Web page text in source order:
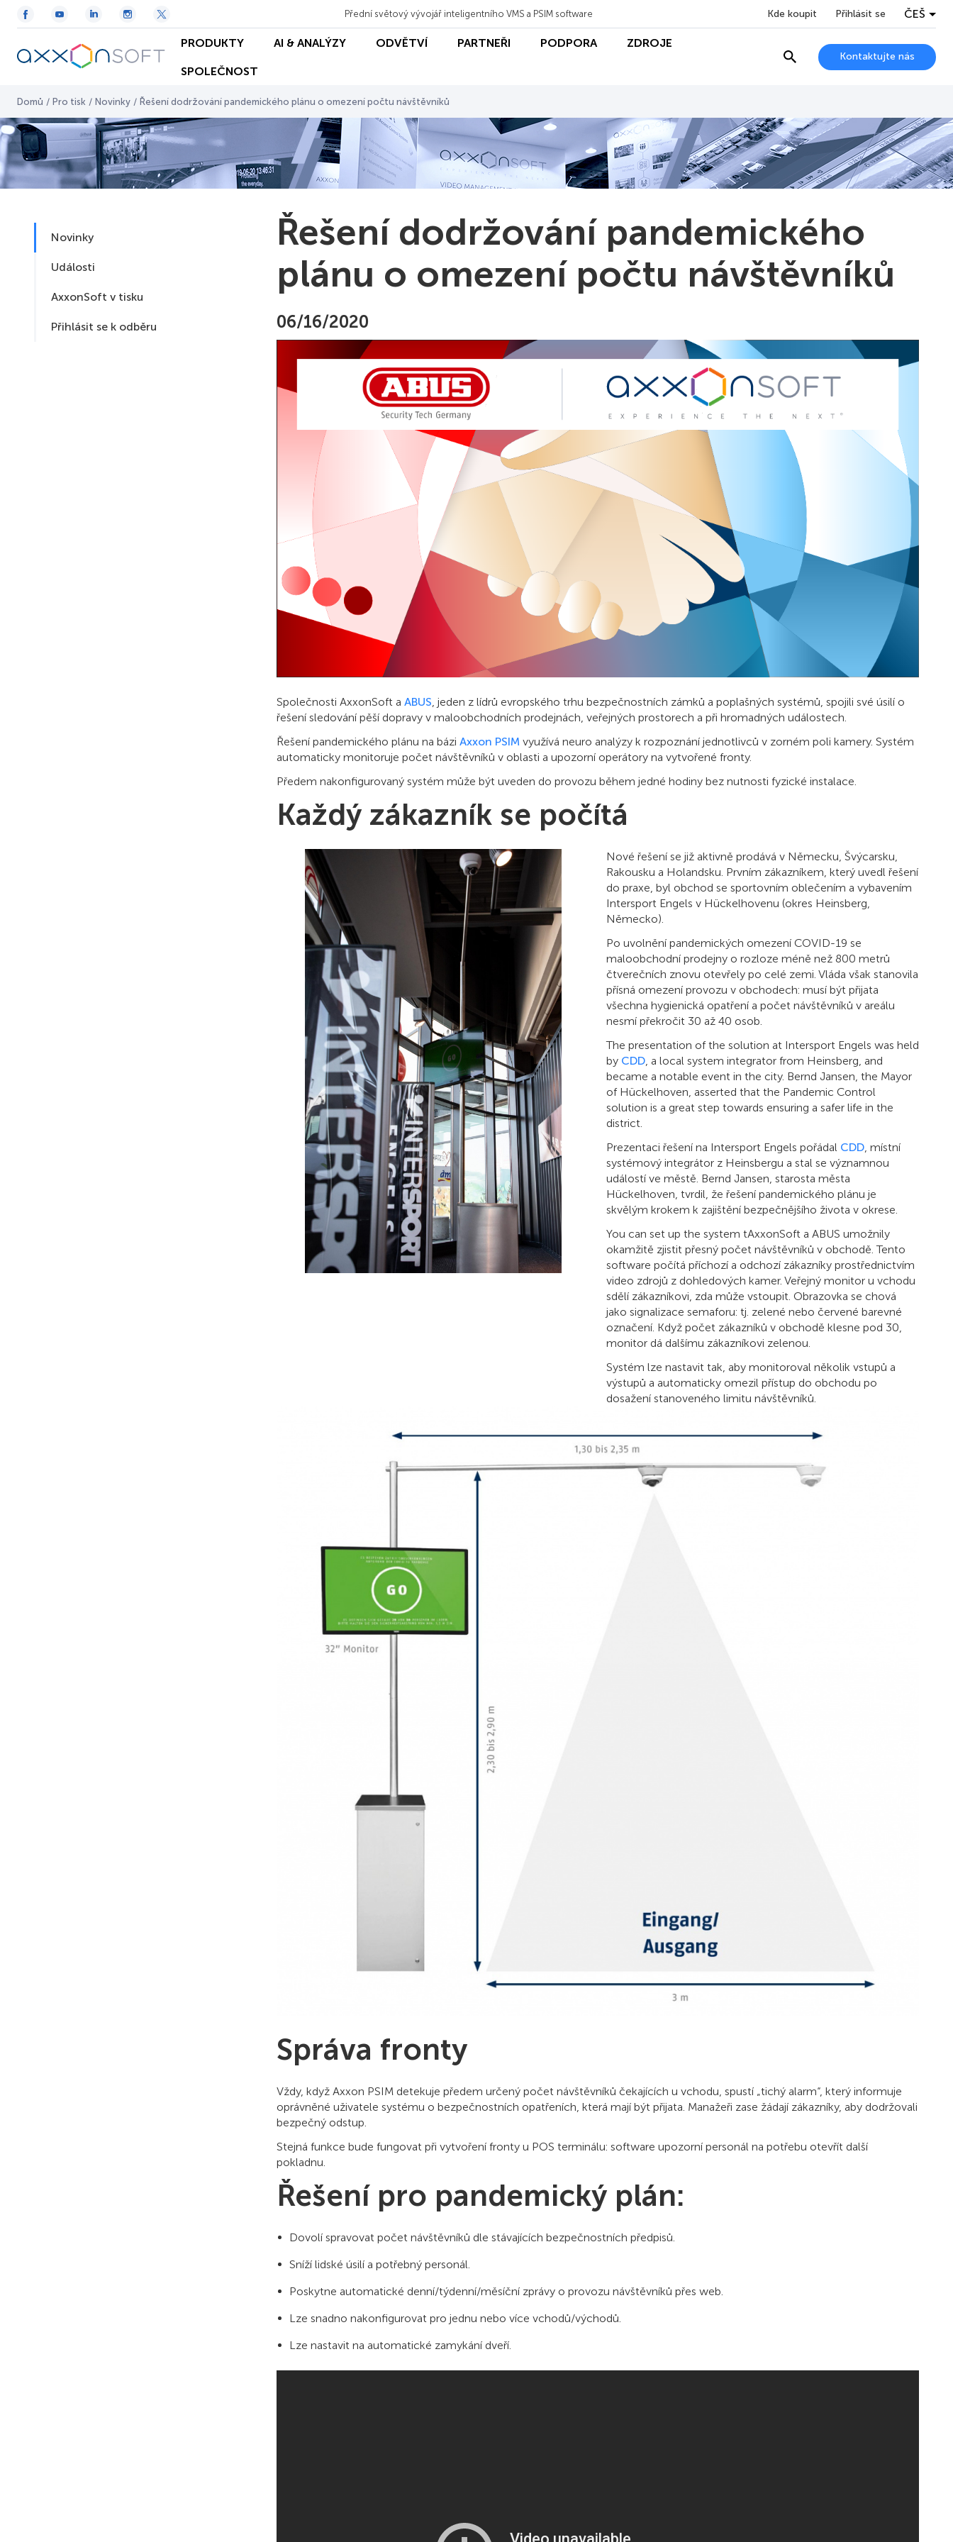
Přední světový vývojář inteligentního VMS a PSIM software Kde koupit Přihlásit se ČEŠ
PRODUKTY AI & ANALÝZY ODVĚTVÍ PARTNEŘI PODPORA ZDROJE
SPOLEČNOST
Kontaktujte nás
Domů / Pro tisk / Novinky / Řešení dodržování pandemického plánu o omezení počtu návštěvníků
Novinky
Události
AxxonSoft v tisku
Přihlásit se k odběru
Řešení dodržování pandemického
plánu o omezení počtu návštěvníků
06/16/2020
Společnosti AxxonSoft a ABUS , jeden z lídrů evropského trhu bezpečnostních zámků a poplašných systémů, spojili své úsilí o
řešení sledování pěší dopravy v maloobchodních prodejnách, veřejných prostorech a při hromadných událostech.
Řešení pandemického plánu na bázi Axxon PSIM využívá neuro analýzy k rozpoznání jednotlivců v zorném poli kamery. Systém
automaticky monitoruje počet návštěvníků v oblasti a upozorní operátory na vytvořené fronty.
Předem nakonfigurovaný systém může být uveden do provozu během jedné hodiny bez nutnosti fyzické instalace.
Každý zákazník se počítá
Nové řešení se již aktivně prodává v Německu, Švýcarsku,
Rakousku a Holandsku. Prvním zákazníkem, který uvedl řešení
do praxe, byl obchod se sportovním oblečením a vybavením
Intersport Engels v Hückelhovenu (okres Heinsberg,
Německo).
Po uvolnění pandemických omezení COVID-19 se
maloobchodní prodejny o rozloze méně než 800 metrů
čtverečních znovu otevřely po celé zemi. Vláda však stanovila
přísná omezení provozu v obchodech: musí být přijata
všechna hygienická opatření a počet návštěvníků v areálu
nesmí překročit 30 až 40 osob.
The presentation of the solution at Intersport Engels was held
by CDD , a local system integrator from Heinsberg, and
became a notable event in the city. Bernd Jansen, the Mayor
of Hückelhoven, asserted that the Pandemic Control
solution is a great step towards ensuring a safer life in the
district.
Prezentaci řešení na Intersport Engels pořádal CDD , místní
systémový integrátor z Heinsbergu a stal se významnou
událostí ve městě. Bernd Jansen, starosta města
Hückelhoven, tvrdil, že řešení pandemického plánu je
skvělým krokem k zajištění bezpečnějšího života v okrese.
You can set up the system tAxxonSoft a ABUS umožnily
okamžitě zjistit přesný počet návštěvníků v obchodě. Tento
software počítá příchozí a odchozí zákazníky prostřednictvím
video zdrojů z dohledových kamer. Veřejný monitor u vchodu
sdělí zákazníkovi, zda může vstoupit. Obrazovka se chová
jako signalizace semaforu: tj. zelené nebo červené barevné
označení. Když počet zákazníků v obchodě klesne pod 30,
monitor dá dalšímu zákazníkovi zelenou.
Systém lze nastavit tak, aby monitoroval několik vstupů a
výstupů a automaticky omezil přístup do obchodu po
dosažení stanoveného limitu návštěvníků.
Správa fronty
Vždy, když Axxon PSIM detekuje předem určený počet návštěvníků čekajících u vchodu, spustí „tichý alarm“, který informuje
oprávněné uživatele systému o bezpečnostních opatřeních, která mají být přijata. Manažeři zase žádají zákazníky, aby dodržovali
bezpečný odstup.
Stejná funkce bude fungovat při vytvoření fronty u POS terminálu: software upozorní personál na potřebu otevřít další
pokladnu.
Řešení pro pandemický plán:
Dovolí spravovat počet návštěvníků dle stávajících bezpečnostních předpisů.
Sníží lidské úsilí a potřebný personál.
Poskytne automatické denní/týdenní/měsíční zprávy o provozu návštěvníků přes web.
Lze snadno nakonfigurovat pro jednu nebo více vchodů/východů.
Lze nastavit na automatické zamykání dveří.